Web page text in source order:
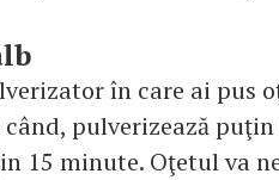
în care ai pus
pulverizează
15 minute. Oţetul va